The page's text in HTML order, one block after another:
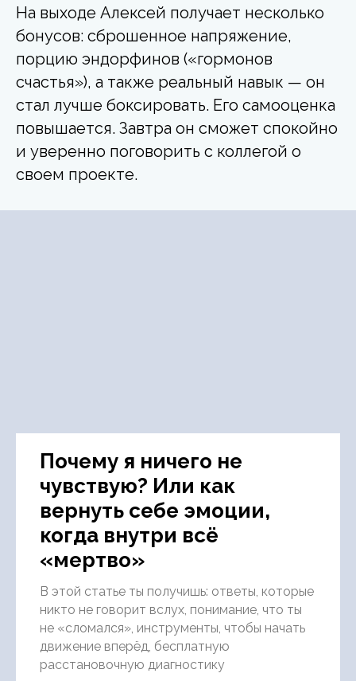
На выходе Алексей получает несколько
бонусов: сброшенное напряжение,
порцию эндорфинов («гормонов
счастья»), а также реальный навык — он
стал лучше боксировать. Его самооценка
повышается. Завтра он сможет спокойно
и уверенно поговорить с коллегой о
своем проекте.
Почему я ничего не
чувствую? Или как
вернуть себе эмоции,
когда внутри всё
«мертво»
В этой статье ты получишь: ответы, которые
никто не говорит вслух, понимание, что ты
не «сломался», инструменты, чтобы начать
движение вперёд, бесплатную
расстановочную диагностику